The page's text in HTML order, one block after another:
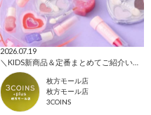
2026.07.19
＼KIDS新商品＆定番まとめてご紹介いたします！／
枚方モール店
枚方モール店
3COINS